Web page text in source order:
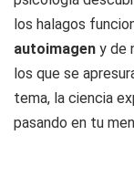
los halagos
autoimagen y de
los que se
tema, la ciencia
pasando en tu